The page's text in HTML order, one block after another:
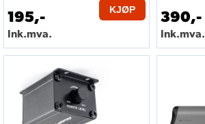
195,-
Ink.mva.
KJØP 390,-
Ink.mva.